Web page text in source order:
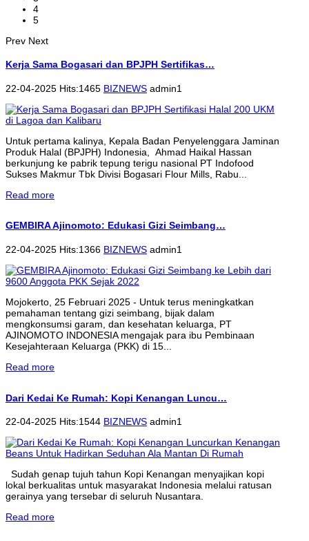
4
5
Prev Next
Kerja Sama Bogasari dan BPJPH Sertifikas…
22-04-2025 Hits:1465 BIZNEWS admin1
Untuk pertama kalinya, Kepala Badan Penyelenggara Jaminan
Produk Halal (BPJPH) Indonesia, Ahmad Haikal Hassan
berkunjung ke pabrik tepung terigu nasional PT Indofood
Sukses Makmur Tbk Divisi Bogasari Flour Mills, Rabu...
Read more
GEMBIRA Ajinomoto: Edukasi Gizi Seimbang…
22-04-2025 Hits:1366 BIZNEWS admin1
Mojokerto, 25 Februari 2025 - Untuk terus meningkatkan
pemahaman tentang gizi seimbang, bijak dalam
mengkonsumsi garam, dan kesehatan keluarga, PT
AJINOMOTO INDONESIA mengajak para ibu Pembinaan
Kesejahteraan Keluarga (PKK) di 15...
Read more
Dari Kedai Ke Rumah: Kopi Kenangan Luncu…
22-04-2025 Hits:1544 BIZNEWS admin1
Sudah genap tujuh tahun Kopi Kenangan menyajikan kopi
lokal berkualitas untuk masyarakat Indonesia melalui ratusan
gerainya yang tersebar di seluruh Nusantara.
Read more